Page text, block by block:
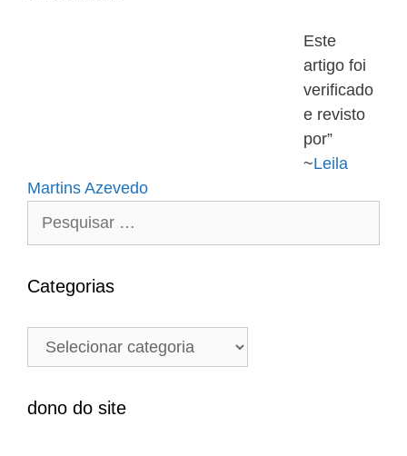
s
Este
artigo foi
verificado
e revisto
por”
~Leila
Martins Azevedo
q
i
a
p
Categorias
e
dono do site